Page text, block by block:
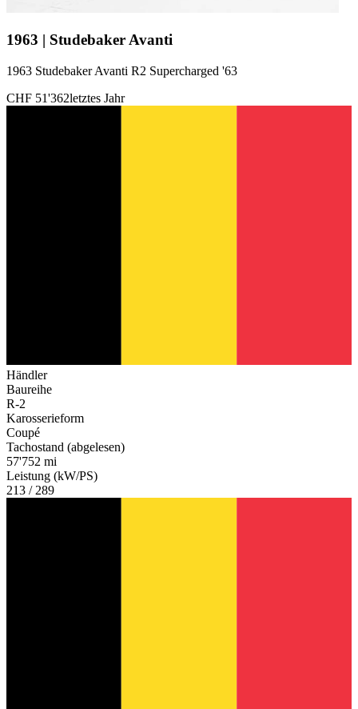
1963 | Studebaker Avanti
1963 Studebaker Avanti R2 Supercharged '63
CHF 51'362letztes Jahr
Händler
Baureihe
R-2
Karosserieform
Coupé
Tachostand (abgelesen)
57'752 mi
Leistung (kW/PS)
213 / 289